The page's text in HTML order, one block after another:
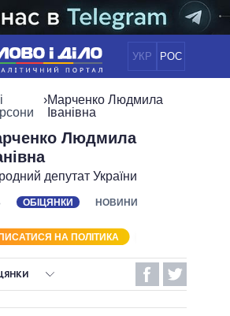
УКР РОС
НОВИНИ
ПОЛІТИКА
СУСПІЛЬСТВО
СВІТ
ОБIЦЯНКИ
ПОЛIТИКИ
І ОФІС
ІНФОГРАФІКА
ВІДЕО
ПІДТРИМАТИ
ПОЛІТИКІВ
›Марченко Людмила
Іванівна
Людмила
депутат України
ОБІЦЯНКИ НОВИНИ
НА ПОЛІТИКА